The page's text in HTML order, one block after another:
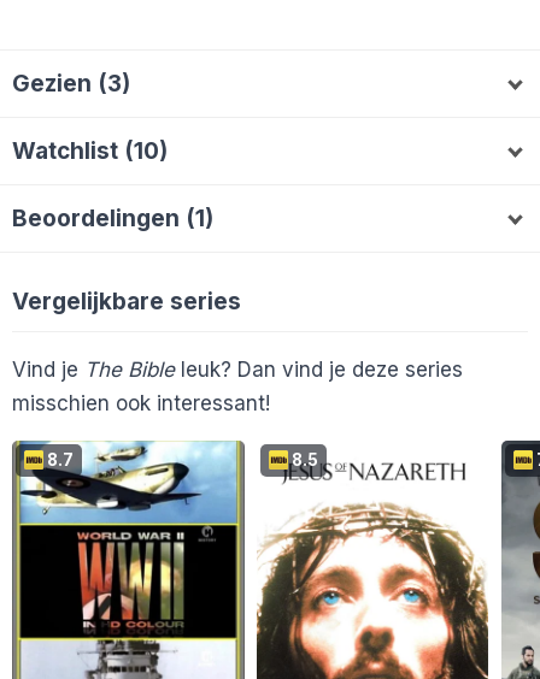
Gezien (3)
Watchlist (10)
J john_vic81 A AlieB
MaaikeS
Beoordelingen (1)
Vergelijkbare series
Vind je The Bibleleuk? Dan vind je deze series
misschien ook interessant!
8.7 8.5